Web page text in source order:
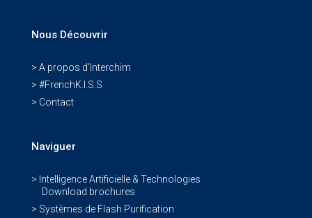
Nous Découvrir
> A propos d’Interchim
> #FrenchK.I.S.S
> Contact
Naviguer
> Intelligence Artificielle & Technologies
Download brochures
> Systèmes de Flash Purification